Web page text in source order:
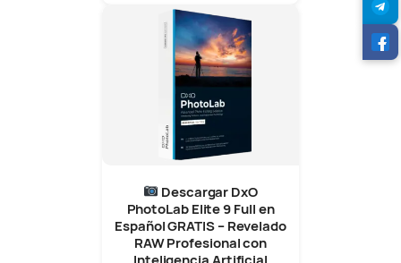
Descargar DxO
PhotoLab Elite 9 Full en
Español GRATIS – Revelado
RAW Profesional con